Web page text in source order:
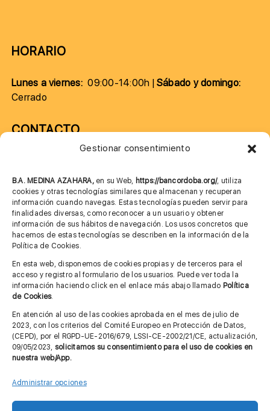
Gestionar consentimiento
B.A. MEDINA AZAHARA, en su Web, https://bancordoba.org/, utiliza
cookies y otras tecnologías similares que almacenan y recuperan
información cuando navegas. Estas tecnologías pueden servir para
finalidades diversas, como reconocer a un usuario y obtener
información de sus hábitos de navegación. Los usos concretos que
hacemos de estas tecnologías se describen en la información de la
Política de Cookies.
En esta web, disponemos de cookies propias y de terceros para el
acceso y registro al formulario de los usuarios. Puede ver toda la
información haciendo click en el enlace más abajo llamado Política
de Cookies.
En atención al uso de las cookies aprobada en el mes de julio de
2023, con los criterios del Comité Europeo en Protección de Datos,
(CEPD), por el RGPD-UE-2016/679, LSSI-CE-2002/21/CE, actualización,
09/05/2023, solicitamos su consentimiento para el uso de cookies en
nuestra web/App.
Administrar opciones
HORARIO
Lunes a viernes:09:00-14:00h |Sábado y domingo:
Cerrado
CONTACTO
685 901 226
MÁS INFORMACIÓN
Aviso legal
Política de privacidad
Cita previa FAGA